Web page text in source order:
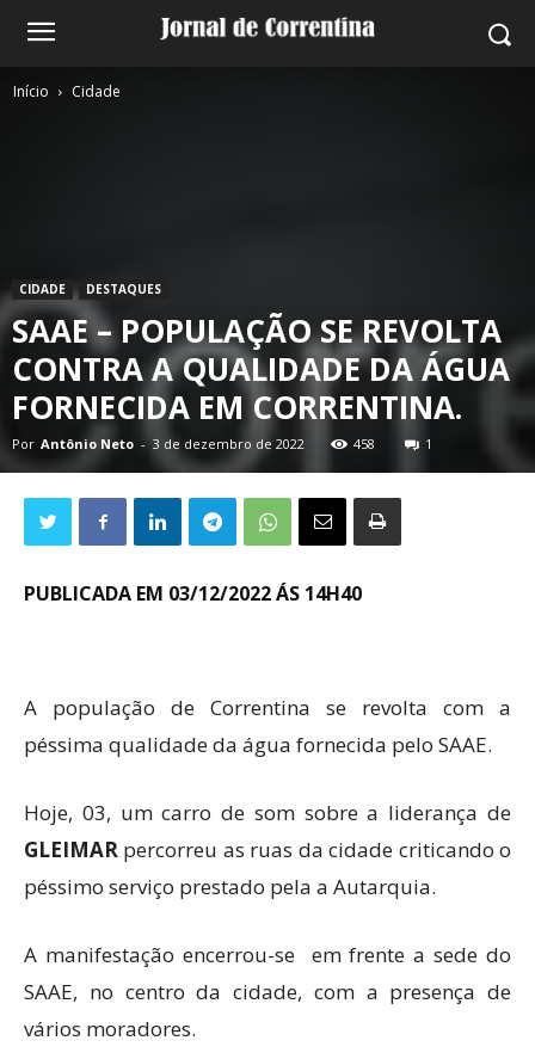
Início Cidade
CIDADE DESTAQUES
SAAE – POPULAÇÃO SE REVOLTA
CONTRA A QUALIDADE DA ÁGUA
FORNECIDA EM CORRENTINA.
Por Antônio Neto - 3 de dezembro de 2022 458 1
PUBLICADA EM 03/12/2022 ÁS 14H40
A população de Correntina se revolta com a
péssima qualidade da água fornecida pelo SAAE.
Hoje, 03, um carro de som sobre a liderança de
GLEIMAR percorreu as ruas da cidade criticando o
péssimo serviço prestado pela a Autarquia.
A manifestação encerrou-se em frente a sede do
SAAE, no centro da cidade, com a presença de
vários moradores.